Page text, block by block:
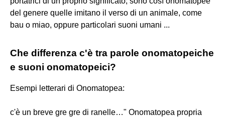
del genere quelle imitano il verso di un animale, come
bau o miao, oppure particolari suoni umani ...
Che differenza c'è tra parole onomatopeiche
e suoni onomatopeici?
Esempi letterari di Onomatopea:
c'è un breve gre gre di ranelle…" Onomatopea propria